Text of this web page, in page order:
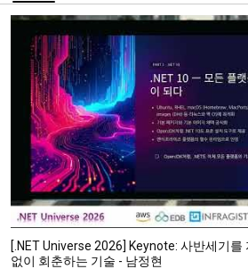
[.NET Universe 2026] Keynote: 사반세기를
없이 회춘하는 기술 - 남정현